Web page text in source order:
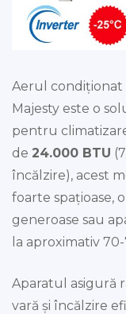
Aerul condiționat
Majesty este o
pentru
de 24.000 BTU
încălzire), acest
foarte spațioase,
generoase sau
la aproximativ 70-
Aparatul asigură
vară și încălzire